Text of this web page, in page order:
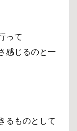
って
感じるのと一
るものとして